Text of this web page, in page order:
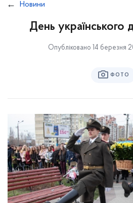
Новини
День українського
Опубліковано 14 березня
ФОТО